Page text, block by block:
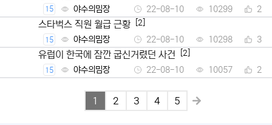
15 야수의밈장 22-08-10 10299 2
스타벅스 직원 월급 근황 [2]
15 야수의밈장 22-08-10 10298 3
유럽이 한국에 잠깐 굽신거렸던 사건 [2]
15 야수의밈장 22-08-10 10057 2
1 2 3 4 5